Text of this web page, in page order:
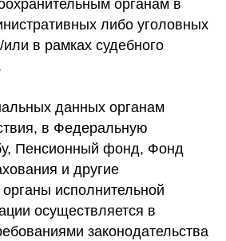
органам в
либо уголовных
в рамках судебного
данных органам
в Федеральную
Пенсионный фонд, Фонд
и другие
исполнительной
осуществляется в
законодательства